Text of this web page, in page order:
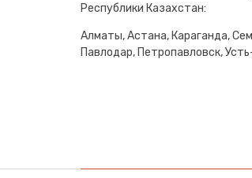
Республики Казахстан:
Алматы, Астана, Караганда,
Павлодар, Петропавловск,